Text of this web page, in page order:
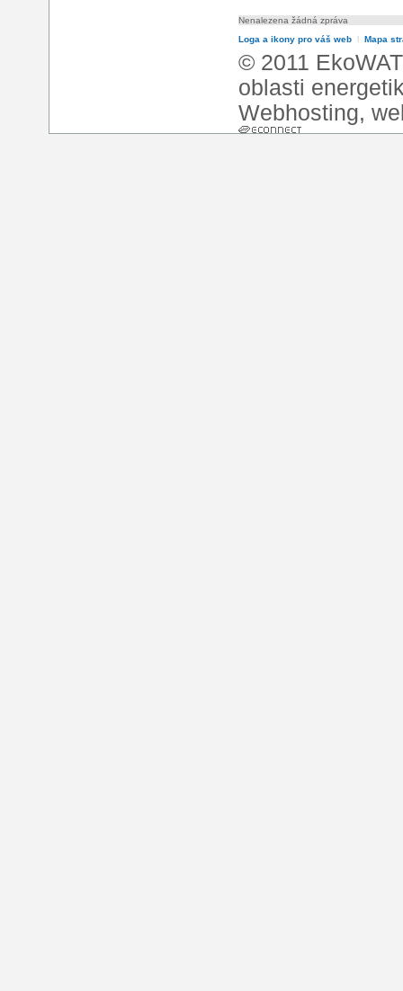
Nenalezena žádná zpráva
Loga a ikony pro váš web l Mapa
© 2011
oblasti
Webhosting,